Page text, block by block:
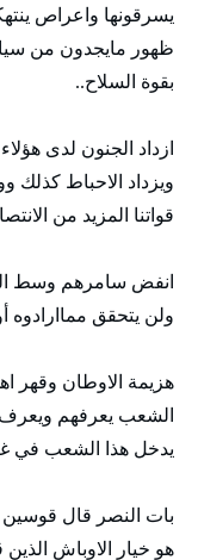
يسرقونها واعراص
ظهور مايجدون من
بقوة السلاح..
ازداد الجنون لدى
ويزداد الاحباط
قواتنا المزيد من
انفض سامرهم وسط
ولن يتحقق مماارادوه
هزيمة الاوطان وقهر
الشعب يعرفهم
يدخل هذا الشعب في
بات النصر قال قوسين
هو خيار الاوباش